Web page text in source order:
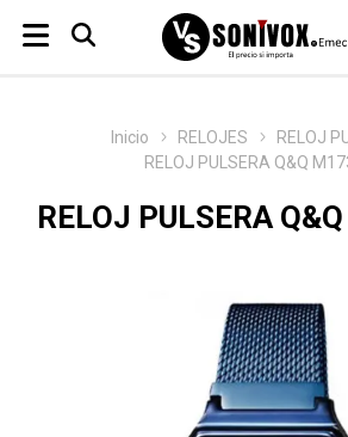
Inicio RELOJES
RELOJ
RELOJ PULSERA Q&Q
RELOJ PULSERA